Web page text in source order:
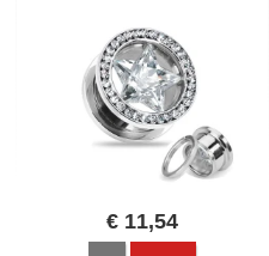
€ 11,54